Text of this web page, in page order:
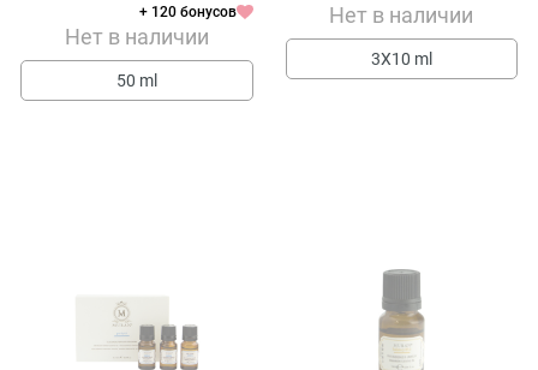
+ 120 бонусов
Нет в наличии
50 ml
Нет в наличии
3Х10 ml